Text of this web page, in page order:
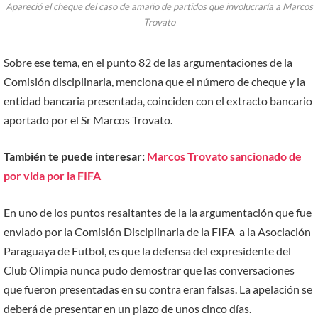
Apareció el cheque del caso de amaño de partidos que involucraría a Marcos
Trovato
Sobre ese tema, en el punto 82 de las argumentaciones de la
Comisión disciplinaria, menciona que el número de cheque y la
entidad bancaria presentada, coinciden con el extracto bancario
aportado por el Sr Marcos Trovato.
También te puede interesar: Marcos Trovato sancionado de
por vida por la FIFA
En uno de los puntos resaltantes de la la argumentación que fue
enviado por la Comisión Disciplinaria de la FIFA a la Asociación
Paraguaya de Futbol, es que la defensa del expresidente del
Club Olimpia nunca pudo demostrar que las conversaciones
que fueron presentadas en su contra eran falsas. La apelación se
deberá de presentar en un plazo de unos cinco días.